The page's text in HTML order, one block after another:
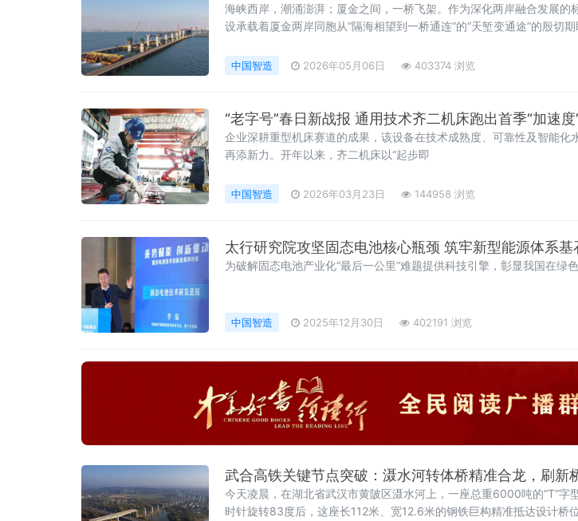
海峡西岸，潮涌澎湃；厦金之间，一桥飞架。作为深化两岸融合发展
设承载着厦金两岸同胞从“隔海相望到一桥通连”的“天堑变通途”的殷切
中国智造 2026年05月06日 403374 浏览
“老字号”春日新战报 通用技术齐二机床跑出首季“加速度
企业深耕重型机床赛道的成果，该设备在技术成熟度、可靠性及智能
再添新力。开年以来，齐二机床以“起步即
中国智造 2026年03月23日 144958 浏览
太行研究院攻坚固态电池核心瓶颈 筑牢新型能源体系基
为破解固态电池产业化“最后一公里”难题提供科技引擎，彰显我国在绿
中国智造 2025年12月30日 402191 浏览
武合高铁关键节点突破：滠水河转体桥精准合龙，刷新
今天凌晨，在湖北省武汉市黄陂区滠水河上，一座总重6000吨的“T”字
时针旋转83度后，这座长112米、宽12.6米的钢铁巨构精准抵达设计桥